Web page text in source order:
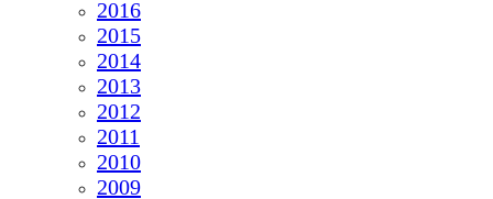
2016
2015
2014
2013
2012
2011
2010
2009